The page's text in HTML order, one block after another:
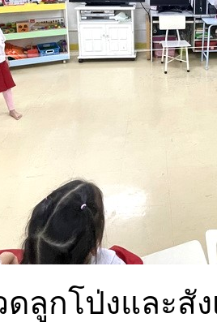
ลูกโป่งและสั